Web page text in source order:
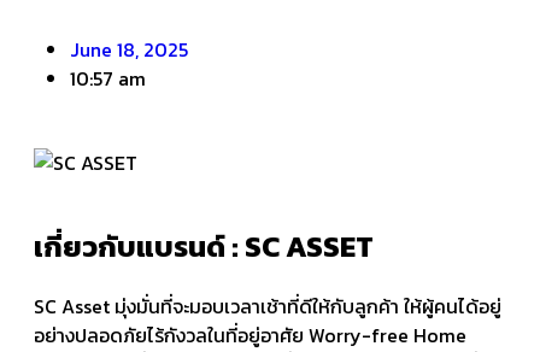
June 18, 2025
10:57 am
เกี่ยวกับแบรนด์ : SC ASSET
SC Asset มุ่งมั่นที่จะมอบเวลาเช้าที่ดีให้กับลูกค้า ให้ผู้คนได้อยู่
อย่างปลอดภัยไร้กังวลในที่อยู่อาศัย Worry-free Home